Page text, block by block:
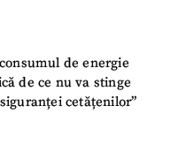
de energie
de ce nu va stinge
cetățenilor”